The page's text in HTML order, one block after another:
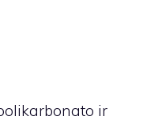
ir